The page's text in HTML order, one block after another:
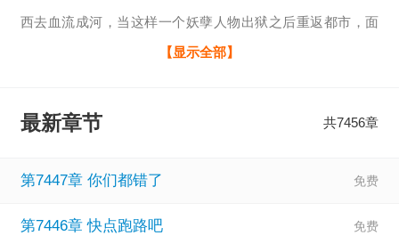
西去血流成河，当这样一个妖孽人物出狱之后重返都市，面
对形形色色的美人与繁花似锦的喧闹，会擦出如何绚丽火
相关：都市之最强狂兵无删减全本小说
都市之最强狂兵结
之最强狂兵人物介绍、都市之最强狂兵无删减版
都市之最
最强狂兵在线阅读、都市之最强狂兵雨仙儿
【显示全部】
最新章节 共7456章
第7447章 你们都错了
第7446章 快点跑路吧